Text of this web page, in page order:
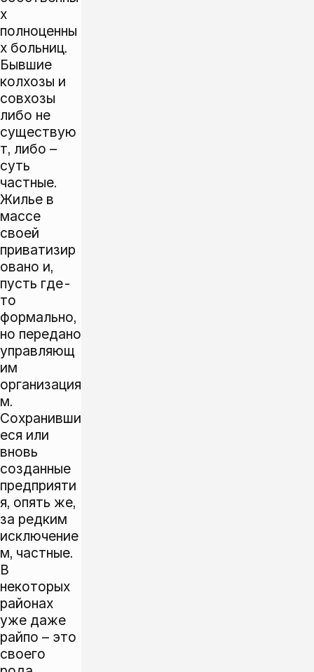
х
полноценны
х больниц.
Бывшие
колхозы и
совхозы
либо не
существую
т, либо –
суть
частные.
Жилье в
массе
своей
приватизир
овано и,
пусть где-
то
формально,
но передано
управляющ
им
организация
м.
Сохранивши
еся или
вновь
созданные
предприяти
я, опять же,
за редким
исключение
м, частные.
В
некоторых
районах
уже даже
райпо – это
своего